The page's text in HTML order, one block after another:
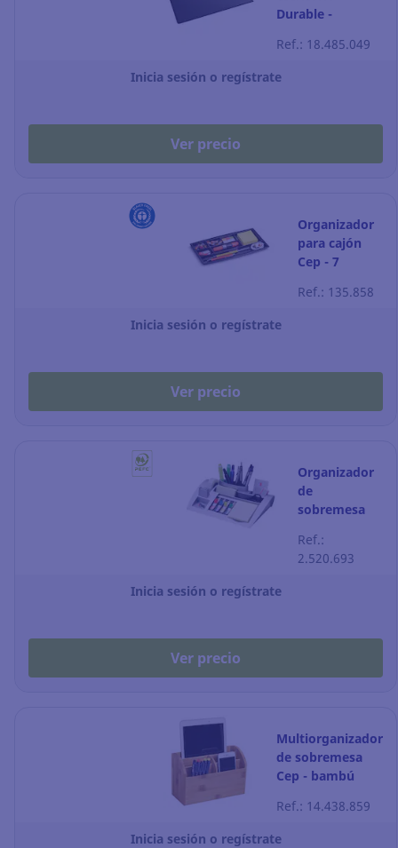
Durable -
650 x 500 mm -
Ref.: 18.485.049
Inicia sesión o regístrate
Ver precio
Organizador
para cajón
Cep - 7
- negro
Ref.: 135.858
Inicia sesión o regístrate
Ver precio
Organizador
de
sobremesa
- plateado
Ref.:
2.520.693
Inicia sesión o regístrate
Ver precio
Multiorganizador
de sobremesa
Cep - bambú
Ref.: 14.438.859
Inicia sesión o regístrate